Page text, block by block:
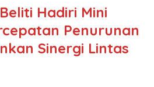
Hadiri Mini
Penurunan
Sinergi Lintas